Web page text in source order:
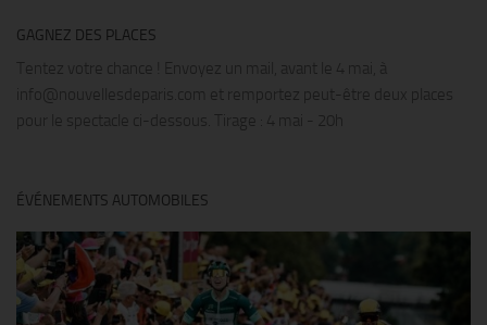
GAGNEZ DES PLACES
Tentez votre chance ! Envoyez un mail, avant le 4 mai, à
info@nouvellesdeparis.com et remportez peut-être deux places
pour le spectacle ci-dessous. Tirage : 4 mai - 20h
ÉVÉNEMENTS AUTOMOBILES